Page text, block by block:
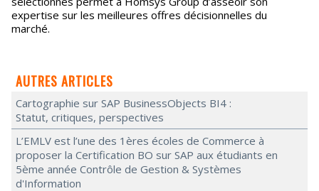
expertise sur les meilleures offres décisionnelles du
marché.
AUTRES ARTICLES
Cartographie sur SAP BusinessObjects BI4 :
Statut, critiques, perspectives
L’EMLV est l’une des 1ères écoles de Commerce à
proposer la Certification BO sur SAP aux étudiants en
5ème année Contrôle de Gestion & Systèmes
d'Information